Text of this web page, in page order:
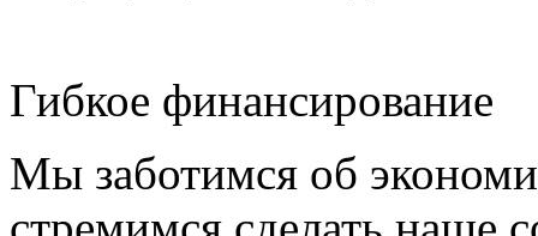
Гибкое финансирование
Мы заботимся об